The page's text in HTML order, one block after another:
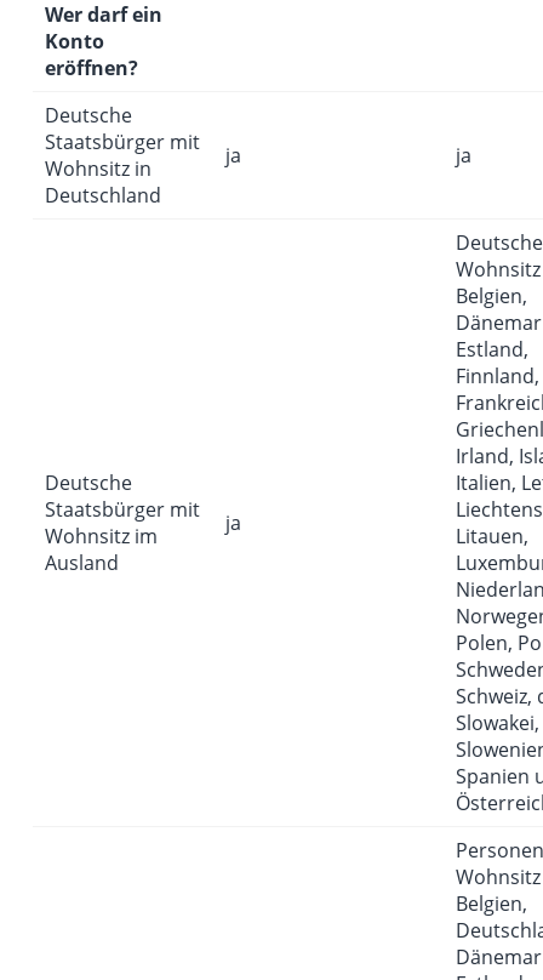
Wer darf ein
Konto
eröffnen?
Deutsche
Staatsbürger mit
Wohnsitz in
Deutschland
ja ja
Deutsche
Staatsbürger mit
Wohnsitz im
Ausland
ja
Belgien,
Estland,
Finnland,
Irland,
Italien,
Litauen,
Polen,
Schweiz,
Slowakei,
Spanien
Belgien,